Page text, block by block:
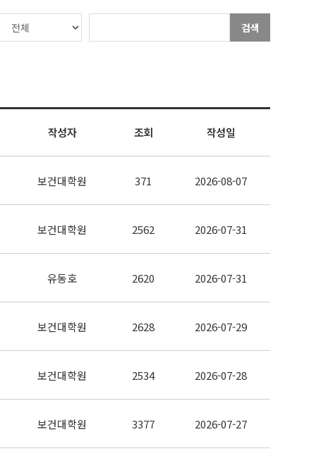
검색
작성자 조회 작성일
보건대학원 371 2026-08-07
보건대학원 2562 2026-07-31
유동호 2620 2026-07-31
보건대학원 2628 2026-07-29
보건대학원 2534 2026-07-28
보건대학원 3377 2026-07-27